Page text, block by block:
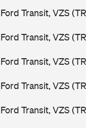
Ford Transit, VZS
Ford Transit, VZS
Ford Transit, VZS
Ford Transit, VZS
Ford Transit, VZS